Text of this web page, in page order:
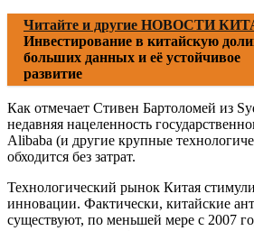
Читайте и другие НОВОСТИ
Инвестирование в китайскую
больших данных и её устойчивое
развитие
Как отмечает Стивен Бартоломей из
недавняя нацеленность
Alibaba (и другие крупные
обходится без затрат.
Технологический рынок Китая
инновации. Фактически, китайские
существуют, по меньшей мере с 2007